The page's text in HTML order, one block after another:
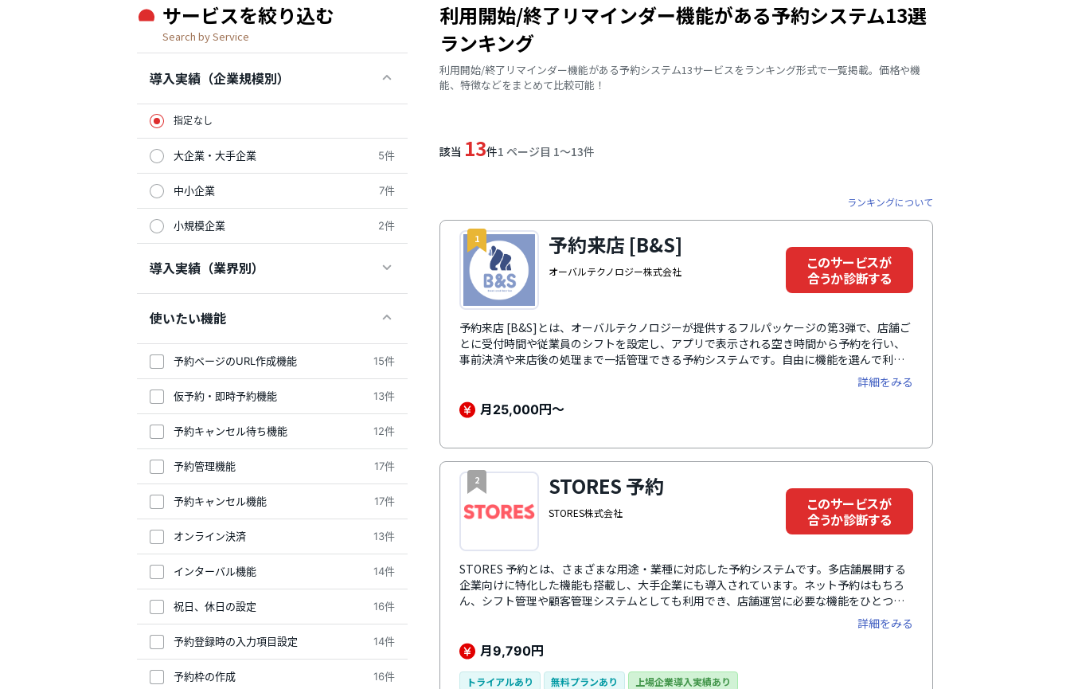
サービスを絞り込む
Search by Service
導入実績（企業規模別）
指定なし
大企業・大手企業 5件
中小企業 7件
小規模企業 2件
導入実績（業界別）
使いたい機能
予約ページのURL作成機能 15件
仮予約・即時予約機能 13件
予約キャンセル待ち機能 12件
予約管理機能 17件
予約キャンセル機能 17件
オンライン決済 13件
インターバル機能 14件
祝日、休日の設定 16件
予約登録時の入力項目設定 14件
予約枠の作成 16件
利用開始/終了リマインダー機能がある予約システム13選
ランキング
利用開始/終了リマインダー機能がある予約システム13サービスをランキング形式で一覧掲載。価格や機
能、特徴などをまとめて比較可能！
該当 13件1 ページ目 1〜13件
ランキングについて
1 予約来店 [B&S]
オーバルテクノロジー株式会社
このサービスが
合うか診断する
予約来店 [B&S]とは、オーバルテクノロジーが提供するフルパッケージの第3弾で、店舗ご
とに受付時間や従業員のシフトを設定し、アプリで表示される空き時間から予約を行い、
事前決済や来店後の処理まで一括管理できる予約システムです。自由に機能を選んで利用
できるので、最小限の機能を低コスト・短期間で導入可能。全ての機能がフルカスタマイ
ズできるので、特殊性・複雑性のある予約取りや店舗業務などにも対応した自分専用のオ
リジナルパッケージが利用できます。
詳細をみる
月25,000円〜
2 STORES 予約
STORES株式会社
このサービスが
合うか診断する
STORES 予約とは、さまざまな用途・業種に対応した予約システムです。多店舗展開する
企業向けに特化した機能も搭載し、大手企業にも導入されています。ネット予約はもちろ
ん、シフト管理や顧客管理システムとしても利用でき、店舗運営に必要な機能をひとつの
システムで対応します。顧客情報から直近で予約がない方などを自動でリストアップし、
メールやSMS、LINEでのメッセージ一斉配信なども可能。データを活用したマーケティン
グ施策にも対応します。
詳細をみる
月9,790円
トライアルあり 無料プランあり 上場企業導入実績あり